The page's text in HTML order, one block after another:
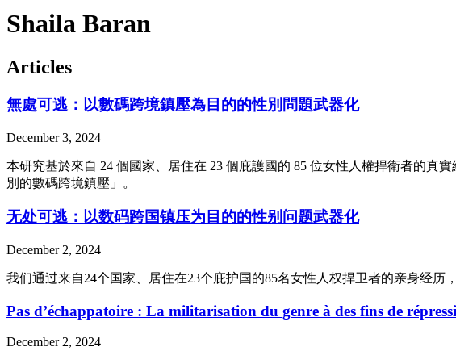
Shaila Baran
Articles
無處可逃：以數碼跨境鎮壓為目的的性別問題武器化
December 3, 2024
本研究基於來自 24 個國家、居住在 23 個庇護國的 85 位女性人權捍衛者的真
別的數碼跨境鎮壓」。
无处可逃：以数码跨国镇压为目的的性别问题武器化
December 2, 2024
我们通过来自24个国家、居住在23个庇护国的85名女性人权捍卫者的亲身经历
Pas d’échappatoire : La militarisation du genre à des fins de
December 2, 2024